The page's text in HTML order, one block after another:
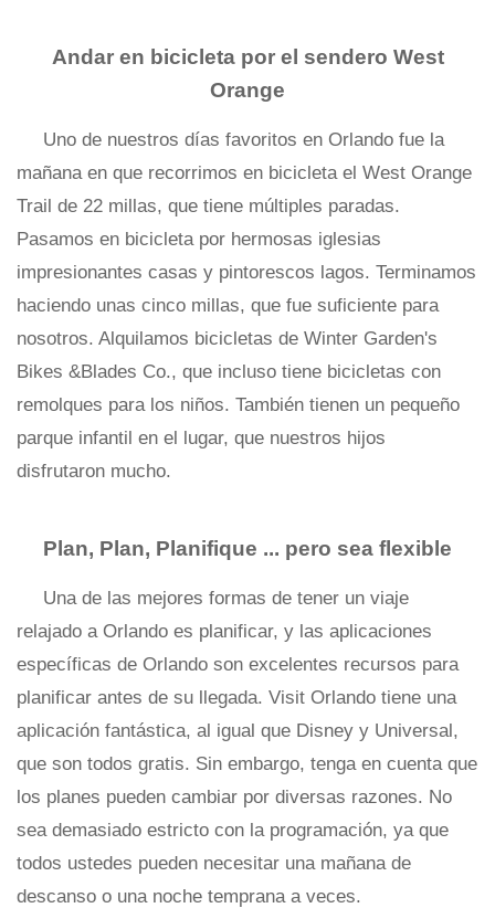
Andar en bicicleta por el sendero West
Orange
Uno de nuestros días favoritos en Orlando fue la
mañana en que recorrimos en bicicleta el West Orange
Trail de 22 millas, que tiene múltiples paradas.
Pasamos en bicicleta por hermosas iglesias
impresionantes casas y pintorescos lagos. Terminamos
haciendo unas cinco millas, que fue suficiente para
nosotros. Alquilamos bicicletas de Winter Garden's
Bikes &Blades Co., que incluso tiene bicicletas con
remolques para los niños. También tienen un pequeño
parque infantil en el lugar, que nuestros hijos
disfrutaron mucho.
Plan, Plan, Planifique ... pero sea flexible
Una de las mejores formas de tener un viaje
relajado a Orlando es planificar, y las aplicaciones
específicas de Orlando son excelentes recursos para
planificar antes de su llegada. Visit Orlando tiene una
aplicación fantástica, al igual que Disney y Universal,
que son todos gratis. Sin embargo, tenga en cuenta que
los planes pueden cambiar por diversas razones. No
sea demasiado estricto con la programación, ya que
todos ustedes pueden necesitar una mañana de
descanso o una noche temprana a veces.